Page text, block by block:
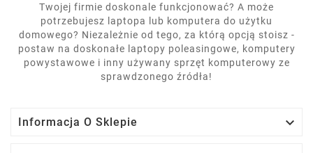
Twojej firmie doskonale funkcjonować? A może
potrzebujesz laptopa lub komputera do użytku
domowego? Niezależnie od tego, za którą opcją stoisz -
postaw na doskonałe laptopy poleasingowe, komputery
powystawowe i inny używany sprzęt komputerowy ze
sprawdzonego źródła!
Informacja O Sklepie 